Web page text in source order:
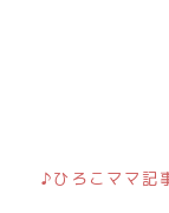
♪ひろこママ記